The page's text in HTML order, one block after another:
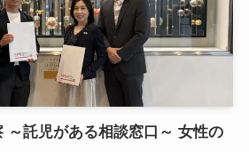
～託児がある相談窓口～ 女性の